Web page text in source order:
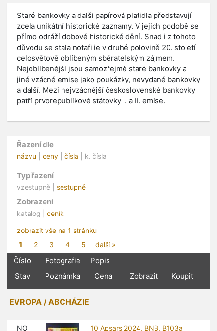
Staré bankovky a další papírová platidla představují
zcela unikátní historické záznamy. V jejich podobě se
přímo odráží dobové historické dění. Snad i z tohoto
důvodu se stala notafilie v druhé polovině 20. století
celosvětově oblíbeným sběratelským zájmem.
Nejoblíbenější jsou samozřejmě staré bankovky a
jiné vzácné emise jako poukázky, nevydané bankovky
a další. Mezi nejvzácnější československé bankovky
patří prvorepublikové státovky I. a II. emise.
Řazení dle
názvu ceny čísla | k. čísla
Typ řazení
vzestupně | sestupně
Zobrazení
katalog | ceník
zobrazit vše na 1 stránku
1 2 3 4 5 další »
Číslo Fotografie
Popis
Stav
Poznámka Cena Zobrazit Koupit
EVROPA / ABCHÁZIE
NO
10 Apsars 2024, BNB. B103a